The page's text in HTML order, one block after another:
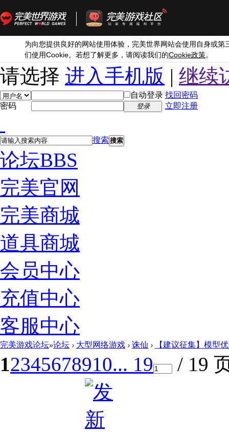
为向您提供良好的网站使用体验，完美世界网站会使用自身或第
们使用Cookie。若想了解更多，请阅读我们的Cookie政策。
请选择 进入手机版 | 继续
自动登录 找回密码
密码
登录 立即注册
搜索 搜索
论坛BBS
完美官网
完美商城
道具商城
会员中心
充值中心
客服中心
完美游戏论坛»论坛 › 大型网络游戏 › 诛仙 › 【建议征集】模型
12345678910... 19 / 19